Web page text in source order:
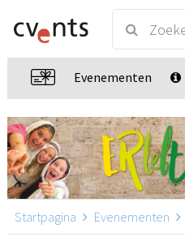
Evenementen
Startpagina Evenementen